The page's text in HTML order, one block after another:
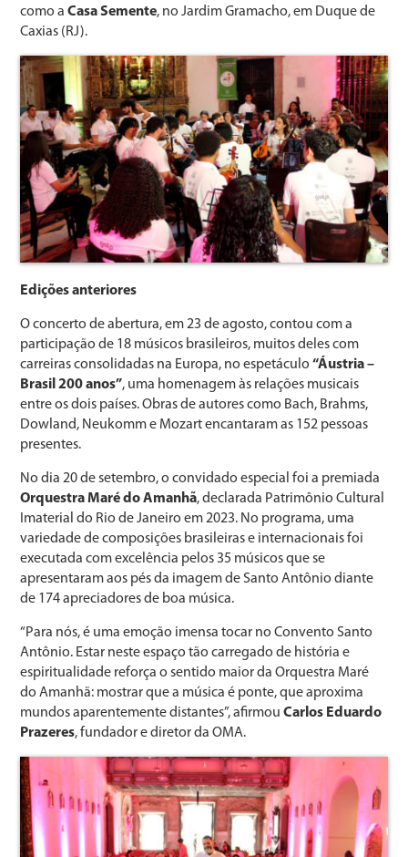
como aCasa Semente, no Jardim Gramacho, em Duque de
Caxias (RJ).
Edições anteriores
O concerto de abertura, em 23 de agosto, contou com a
participação de 18 músicos brasileiros, muitos deles com
carreiras consolidadas na Europa, no espetáculo“Áustria –
Brasil 200 anos”, uma homenagem às relações musicais
entre os dois países. Obras de autores como Bach, Brahms,
Dowland, Neukomm e Mozart encantaram as 152 pessoas
presentes.
No dia 20 de setembro, o convidado especial foi a premiada
Orquestra Maré do Amanhã, declarada Patrimônio Cultural
Imaterial do Rio de Janeiro em 2023. No programa, uma
variedade de composições brasileiras e internacionais foi
executada com excelência pelos 35 músicos que se
apresentaram aos pés da imagem de Santo Antônio diante
de 174 apreciadores de boa música.
“Para nós, é uma emoção imensa tocar no Convento Santo
Antônio. Estar neste espaço tão carregado de história e
espiritualidade reforça o sentido maior da Orquestra Maré
do Amanhã: mostrar que a música é ponte, que aproxima
mundos aparentemente distantes”, afirmouCarlos Eduardo
Prazeres, fundador e diretor da OMA.